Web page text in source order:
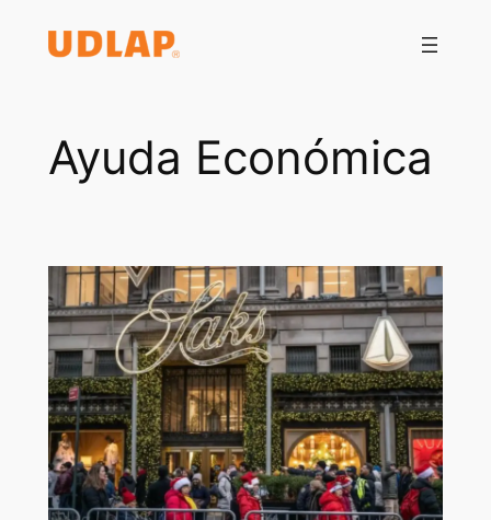
Ayuda Económica